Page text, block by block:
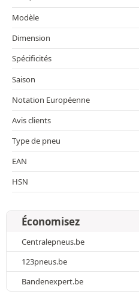
Modèle
Dimension
Spécificités
Saison
Notation Européenne
Avis clients
Type de pneu
EAN
HSN
Économisez
Centralepneus.be
123pneus.be
Bandenexpert.be